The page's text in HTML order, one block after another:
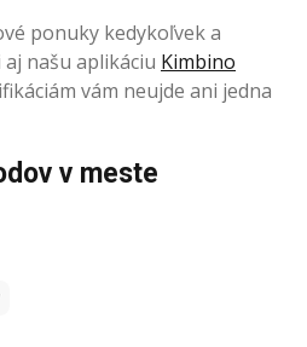
ponuky kedykoľvek a
našu aplikáciu Kimbino
vám neujde ani jedna
v meste